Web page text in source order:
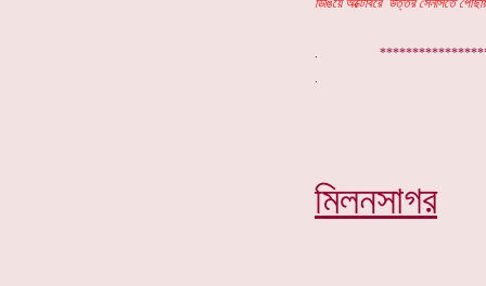
ডিঙিয়ে অক্টোবরে উত্তর সেনসিতে
.
মিলনসাগর